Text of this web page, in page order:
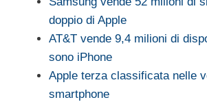
doppio di Apple
AT&T vende 9,4 milioni di
sono iPhone
Apple terza classificata nelle
smartphone